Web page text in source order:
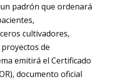
un padrón que ordenará
cultivadores,
de
emitirá el Certificado
documento oficial